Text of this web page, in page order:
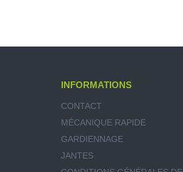
INFORMATIONS
CONTACT
MÉCANIQUE RAPIDE
GARDIENNAGE
JANTES